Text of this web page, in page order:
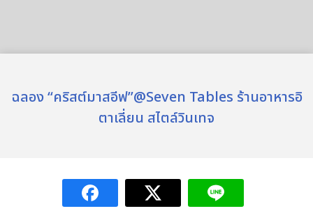
ฉลอง “คริสต์มาสอีฟ”@Seven Tables ร้านอาหารอิ
ตาเลี่ยน สไตล์วินเทจ